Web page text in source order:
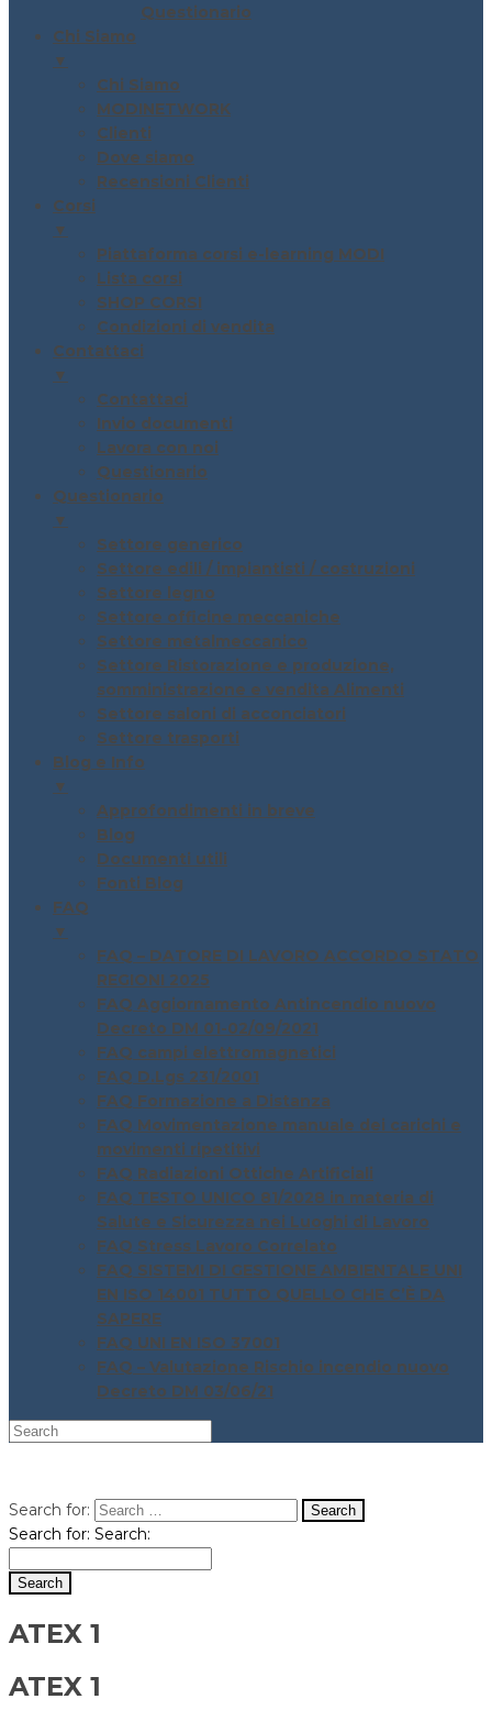
Questionario
Chi Siamo
▼
Chi Siamo
MODINETWORK
Clienti
Dove siamo
Recensioni Clienti
Corsi
▼
Piattaforma corsi e-learning MODI
Lista corsi
SHOP CORSI
Condizioni di vendita
Contattaci
▼
Contattaci
Invio documenti
Lavora con noi
Questionario
Questionario
▼
Settore generico
Settore edili / impiantisti / costruzioni
Settore legno
Settore officine meccaniche
Settore metalmeccanico
Settore Ristorazione e produzione,
somministrazione e vendita Alimenti
Settore saloni di acconciatori
Settore trasporti
Blog e Info
▼
Approfondimenti in breve
Blog
Documenti utili
Fonti Blog
FAQ
▼
FAQ – DATORE DI LAVORO ACCORDO STATO
REGIONI 2025
FAQ Aggiornamento Antincendio nuovo
Decreto DM 01-02/09/2021
FAQ campi elettromagnetici
FAQ D.Lgs 231/2001
FAQ Formazione a Distanza
FAQ Movimentazione manuale dei carichi e
movimenti ripetitivi
FAQ Radiazioni Ottiche Artificiali
FAQ TESTO UNICO 81/2028 in materia di
Salute e Sicurezza nei Luoghi di Lavoro
FAQ Stress Lavoro Correlato
FAQ SISTEMI DI GESTIONE AMBIENTALE UNI
EN ISO 14001 TUTTO QUELLO CHE C’È DA
SAPERE
FAQ UNI EN ISO 37001
FAQ – Valutazione Rischio incendio nuovo
Decreto DM 03/06/21
Search for:
Search for: Search:
ATEX 1
ATEX 1